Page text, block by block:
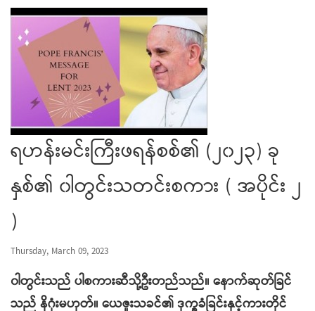
ရဟန်းမင်းကြီးဖရန်စစ်၏ (၂၀၂၃) ခု
နှစ်၏ ၀ါတွင်းသတင်းစကား ( အပိုင်း ၂
)
Thursday, March 09, 2023
၀ါတွင်းသည် ပါစကားဆီသို့ဦးတည်သည်။ နောက်ဆုတ်ခြင်
သည် နိဂုံးမဟုတ်။ ယေဇူးသခင်၏ ဒုက္ခခံခြင်းနှင့်ကားတိုင်